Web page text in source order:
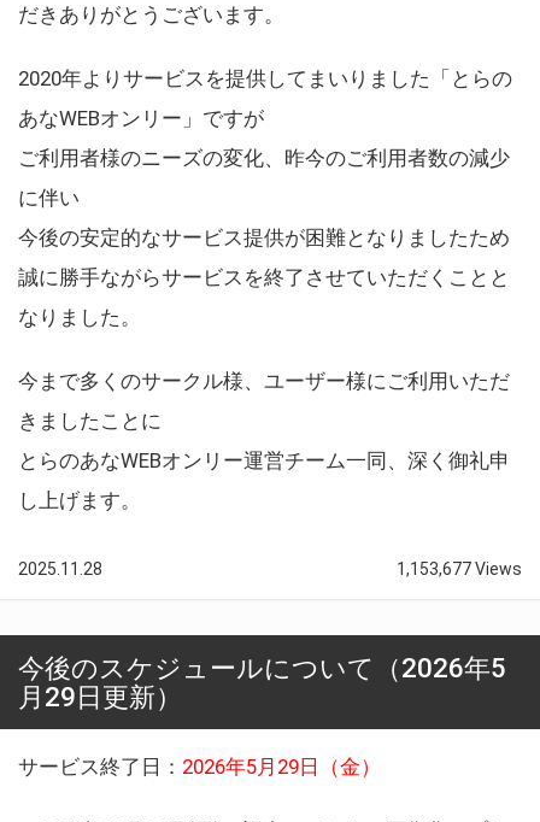
だきありがとうございます。
2020年よりサービスを提供してまいりました「とらの
あなWEBオンリー」ですが
ご利用者様のニーズの変化、昨今のご利用者数の減少
に伴い
今後の安定的なサービス提供が困難となりましたため
誠に勝手ながらサービスを終了させていただくことと
なりました。
今まで多くのサークル様、ユーザー様にご利用いただ
きましたことに
とらのあなWEBオンリー運営チーム一同、深く御礼申
し上げます。
2025.11.28 1,153,677 Views
今後のスケジュールについて（2026年5
月29日更新）
サービス終了日： 2026年5月29日（金）